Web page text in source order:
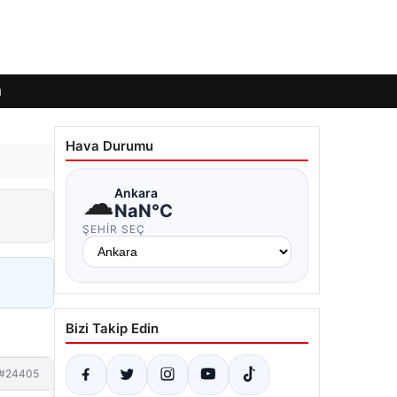
Hava Durumu
☁Ankara
NaN°C
ŞEHIR SEÇ
Bizi Takip Edin